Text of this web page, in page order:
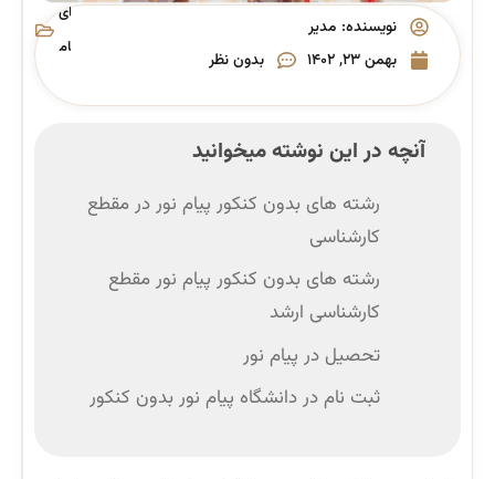
نویسنده: مدیر
بهمن ۲۳, ۱۴۰۲
بدون نظر
های
پیام
آنچه در این نوشته میخوانید
رشته های بدون کنکور پیام نور در مقطع
کارشناسی
رشته های بدون کنکور پیام نور مقطع
کارشناسی ارشد
تحصیل در پیام نور
ثبت نام در دانشگاه پیام نور بدون کنکور